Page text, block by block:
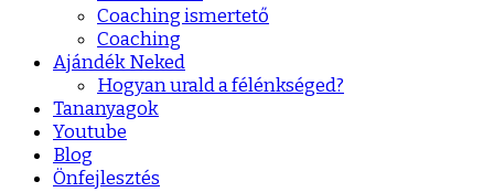
Coaching ismertető
Coaching
Ajándék Neked
Hogyan urald a félénkséged?
Tananyagok
Youtube
Blog
Önfejlesztés